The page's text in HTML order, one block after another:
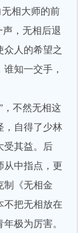
相大师的前
声，无相后退
众人的希望之
知一交手，
不然无相这
，自得了少林
受其益。后
从中指点，更
制《无相金
不把无相放在
极为厉害。